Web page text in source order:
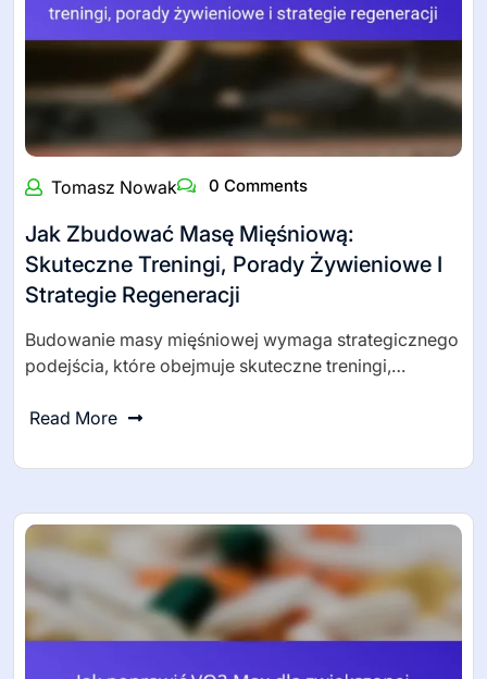
Tomasz Nowak 0 Comments
Jak Zbudować Masę Mięśniową:
Skuteczne Treningi, Porady Żywieniowe I
Strategie Regeneracji
Budowanie masy mięśniowej wymaga strategicznego
podejścia, które obejmuje skuteczne treningi,…
Read More